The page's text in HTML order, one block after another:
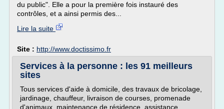
du public". Elle a pour la première fois instauré des
contrôles, et a ainsi permis des...
Lire la suite
Site : http://www.doctissimo.fr
Services à la personne : les 91 meilleurs
sites
Tous services d'aide à domicile, des travaux de bricolage,
jardinage, chauffeur, livraison de courses, promenade
d'animaux, maintenance de résidence, assistance